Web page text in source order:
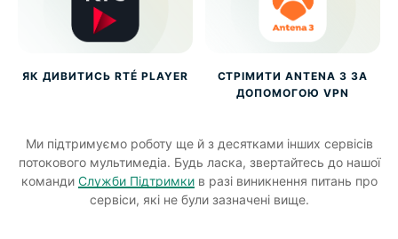
ЯК ДИВИТИСЬ RTÉ PLAYER
СТРІМИТИ ANTENA 3 ЗА
ДОПОМОГОЮ VPN
Ми підтримуємо роботу ще й з десятками інших сервісів
потокового мультимедіа. Будь ласка, звертайтесь до нашої
команди Служби Підтримкив разі виникнення питань про
сервіси, які не були зазначені вище.